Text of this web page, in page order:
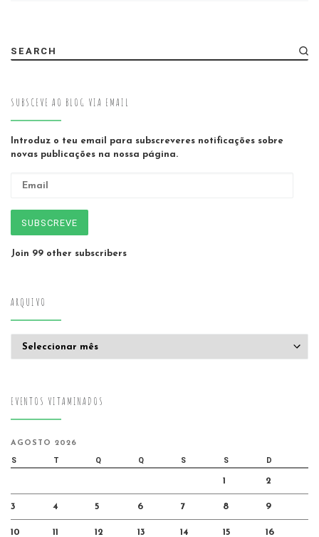
SEARCH
SUBSCEVE AO BLOG VIA EMAIL
Introduz o teu email para subscreveres notificações sobre
novas publicações na nossa página.
SUBSCREVE
Join 99 other subscribers
ARQUIVO
EVENTOS VITAMINADOS
AGOSTO 2026
S T Q Q S S D
1 2
3 4 5 6 7 8 9
10 11 12 13 14 15 16